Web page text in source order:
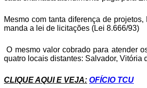
Mesmo com tanta diferença de
manda a lei de licitações (Lei 8.666/93)
O mesmo valor cobrado para atender
quatro locais distantes: Salvador, Vitória
CLIQUE AQUI E VEJA: OFÍCIO TCU